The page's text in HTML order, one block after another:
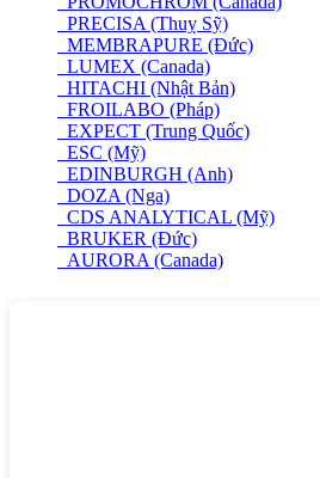
PRECISA (Thuỵ Sỹ)
MEMBRAPURE (Đức)
LUMEX (Canada)
HITACHI (Nhật Bản)
FROILABO (Pháp)
EXPECT (Trung Quốc)
ESC (Mỹ)
EDINBURGH (Anh)
DOZA (Nga)
CDS ANALYTICAL (Mỹ)
BRUKER (Đức)
AURORA (Canada)